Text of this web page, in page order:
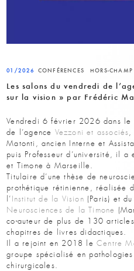
01/2026 CONFÉRENCES HORS-CHAMP
Les salons du vendredi de
sur la vision » par Frédéric
Vendredi 6 février 2026 dans le
de l’agence Vezzoni et associés,
Matonti, ancien Interne et
puis Professeur d’université, il
et Timone à Marseille.
Titulaire d’une thèse de
prothétique rétinienne, réalisée
l’Institut de la Vision (Paris) et
Neurosciences de la Timone
co-auteur de plus de 130
chapitres de livres didactiques.
Il a rejoint en 2018 leCentre
groupe spécialisé en
chirurgicales.